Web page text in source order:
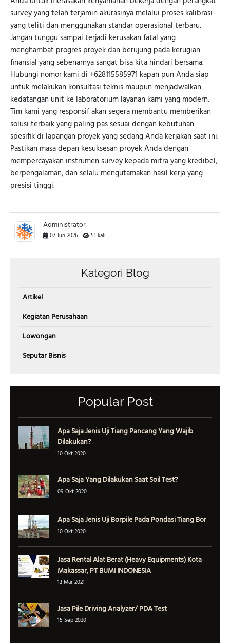
survey yang telah terjamin akurasinya melalui proses kalibrasi
yang teliti dan menggunakan standar operasional terbaru.
Jangan tunggu sampai terjadi kerusakan fatal yang
menghambat progres proyek dan berujung pada kerugian
finansial yang sebenarnya sangat bisa kita hindari bersama.
Hubungi nomor kami di +628115585971 kapan pun Anda siap
untuk melakukan konsultasi teknis maupun menjadwalkan
kedatangan unit ke laboratorium layanan kami yang modern.
Tim kami yang responsif akan segera membantu memberikan
solusi terbaik yang paling pas sesuai dengan kebutuhan
spesifik di lapangan proyek yang sedang Anda kerjakan saat ini.
Pastikan masa depan kesuksesan proyek Anda dengan
mempercayakan instrumen survey kepada mitra yang kredibel,
berpengalaman, dan selalu mengutamakan hasil kerja yang
presisi tinggi.
Administrator
07 Jun 2026 51 kali
Kategori Blog
Artikel
Kegiatan Perusahaan
Lowongan
Seputar Bisnis
Popular Post
Apa Saja Jenis Uji Tiang Pancang Yang Wajib
Dilakukan?
10 Okt 2020
Apa Saja Yang Dilakukan Saat Soil Test?
09 Okt 2020
Apa Saja Jenis Uji Borpile Pada Pondasi Tiang Bor
10 Okt 2020
Jasa Rental Alat Berat (Heavy Equipments) Kota
Makassar, PT BUMI INDONESIA
13 Mar 2021
Jasa Pile Driving Analyzer/ PDA Test
15 Sep 2020